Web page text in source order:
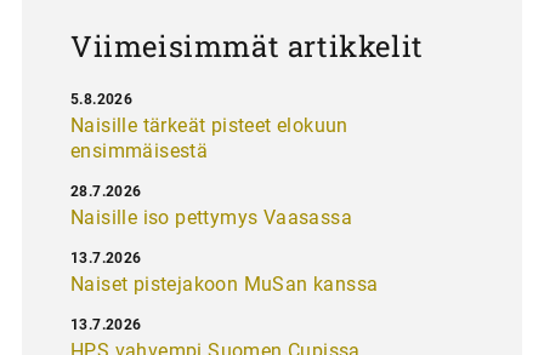
Viimeisimmät artikkelit
Naisille tärkeät pisteet elokuun
ensimmäisestä
5.8.2026
Naisille iso pettymys Vaasassa
28.7.2026
Naiset pistejakoon MuSan kanssa
13.7.2026
HPS vahvempi Suomen Cupissa
13.7.2026